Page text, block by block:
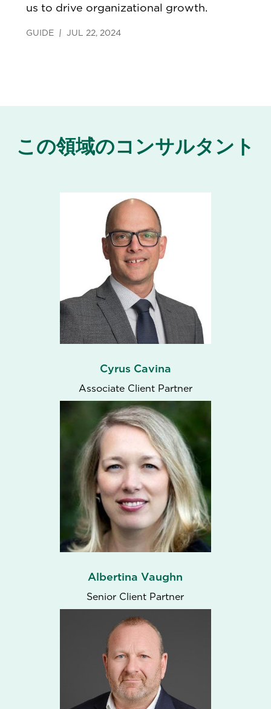
us to drive organizational growth.
GUIDE JUL 22, 2024
この領域のコンサルタント
Cyrus Cavina
Associate Client Partner
Albertina Vaughn
Senior Client Partner